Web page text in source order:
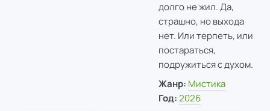
долго не жил. Да,
страшно, но выхода
нет. Или терпеть, или
постараться,
подружиться с духом.
Жанр: Мистика
Год: 2026